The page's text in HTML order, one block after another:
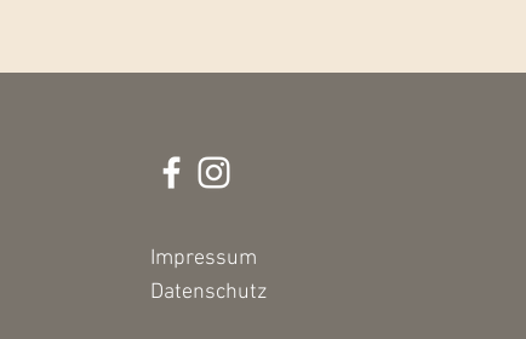
Impressum
Datenschutz